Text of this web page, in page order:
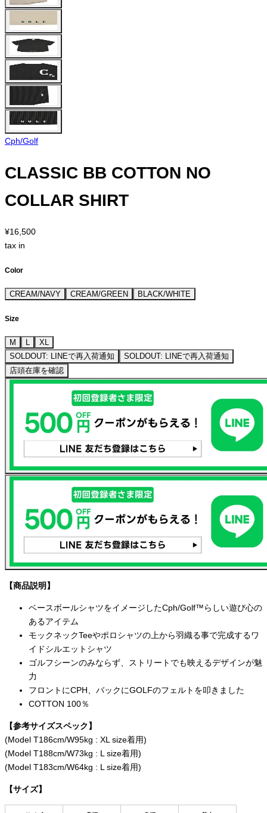
Cph/Golf
CLASSIC BB COTTON NO
COLLAR SHIRT
¥16,500
tax in
Color
CREAM/NAVY CREAM/GREEN BLACK/WHITE
Size
M L
XL
SOLDOUT: LINEで再入荷通知
SOLDOUT: LINEで再入荷通知
店頭在庫を確認
【商品説明】
ベースボールシャツをイメージしたCph/Golf™らしい遊び心の
あるアイテム
モックネックTeeやポロシャツの上から羽織る事で完成するワ
イドシルエットシャツ
ゴルフシーンのみならず、ストリートでも映えるデザインが魅
力
フロントにCPH、バックにGOLFのフェルトを叩きました
COTTON 100％
【参考サイズスペック】
(Model T186cm/W95kg : XL size着用)
(Model T188cm/W73kg : L size着用)
(Model T183cm/W64kg : L size着用)
【サイズ】